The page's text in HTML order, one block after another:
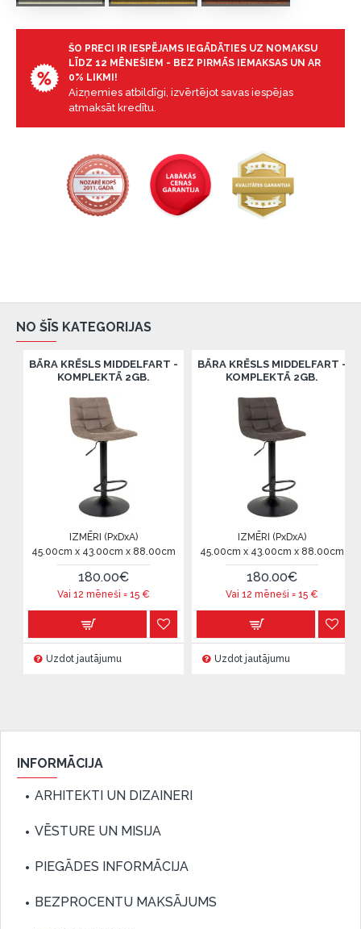
ŠO PRECI IR IESPĒJAMS IEGĀDĀTIES UZ NOMAKSU
LĪDZ 12 MĒNEŠIEM - BEZ PIRMĀS IEMAKSAS UN AR
0% LIKMI!
Aizņemies atbildīgi, izvērtējot savas iespējas
atmaksāt kredītu.
NO ŠĪS KATEGORIJAS
BĀRA KRĒSLS MIDDELFART -
KOMPLEKTĀ 2GB.
IZMĒRI (PxDxA)
45.00cm x 43.00cm x 88.00cm
180.00€
Vai 12 mēneši = 15€
Uzdot jautājumu
BĀRA KRĒSLS MIDDELFART -
KOMPLEKTĀ 2GB.
IZMĒRI (PxDxA)
45.00cm x 43.00cm x 88.00cm
180.00€
Vai 12 mēneši = 15€
Uzdot jautājumu
INFORMĀCIJA
ARHITEKTI UN DIZAINERI
VĒSTURE UN MISIJA
PIEGĀDES INFORMĀCIJA
BEZPROCENTU MAKSĀJUMS